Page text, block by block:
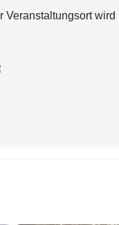
Veranstaltungsort